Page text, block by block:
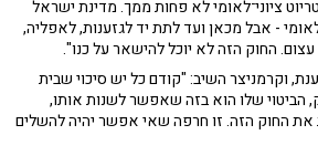
ציוני־לאומי לא פחות ממך. מדינת ישראל
- אבל מכאן ועד לתת יד לגזענות, לאפליה,
החוק הזה לא יוכל להישאר על כנו".
וקרמניצר השיב: "קודם כל יש סיכוי שבית
הביטוי שלו הוא בזה שאפשר לשנות אותו,
את החוק הזה. זו חרפה שאי אפשר יהיה להשלים